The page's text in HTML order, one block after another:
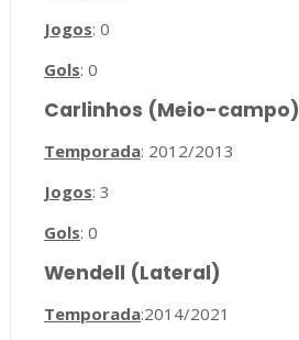
Jogos: 0
Gols: 0
Carlinhos (Meio-campo)
Temporada: 2012/2013
Jogos: 3
Gols: 0
Wendell (Lateral)
Temporada:2014/2021